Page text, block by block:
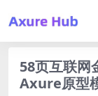
58页互联网
Axure原型